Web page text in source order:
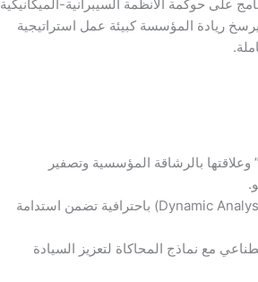
على حوكمة الأنظمة السيبرانية-الميكانيكية
ريادة المؤسسة كبيئة عمل استراتيجية
وعلاقتها بالرشاقة المؤسسية وتصفير
تطوير مهارات التحليل الديناميكي (Dynamic Analysis) باحترافية تضمن استدامة
مع نماذج المحاكاة لتعزيز السيادة